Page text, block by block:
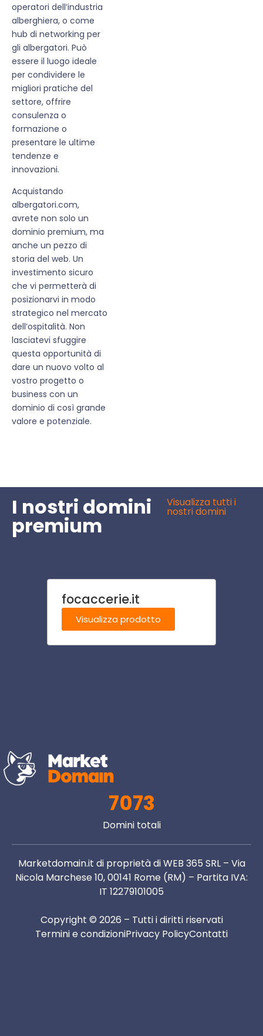
operatori dell’industria
alberghiera, o come
hub di networking per
gli albergatori. Può
essere il luogo ideale
per condividere le
migliori pratiche del
settore, offrire
consulenza o
formazione o
presentare le ultime
tendenze e
innovazioni.
Acquistando
albergatori.com,
avrete non solo un
dominio premium, ma
anche un pezzo di
storia del web. Un
investimento sicuro
che vi permetterà di
posizionarvi in modo
strategico nel mercato
dell’ospitalità. Non
lasciatevi sfuggire
questa opportunità di
dare un nuovo volto al
vostro progetto o
business con un
dominio di così grande
valore e potenziale.
I nostri domini
premium
Visualizza tutti i
nostri domini
focaccerie.it
Visualizza prodotto
7073
Domini totali
Marketdomain.it di proprietà di WEB 365 SRL – Via
Nicola Marchese 10, 00141 Rome (RM) – Partita IVA:
IT 12279101005
Copyright © 2026 – Tutti i diritti riservati
Termini e condizioniPrivacy PolicyContatti